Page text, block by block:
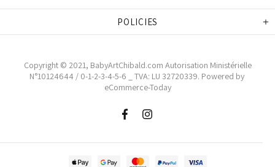
INFORMATION
POLICIES
Copyright © 2021,BabyArtChibald.com Autorisation Ministérielle
N°10124644 / 0-1-2-3-4-5-6 _ TVA: LU 32720339.